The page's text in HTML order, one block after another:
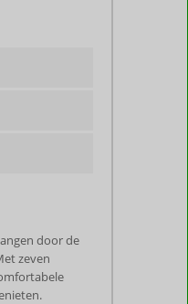
door de
zeven